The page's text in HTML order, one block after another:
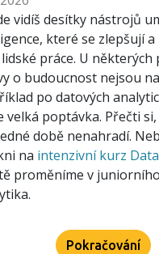
vidíš desítky nástrojů
které se zlepšují
práce. U některých
o budoucnost nejsou
po datových
velká poptávka. Přečti
době nenahradí.
na intenzivní kurz
proměníme v
Pokračování